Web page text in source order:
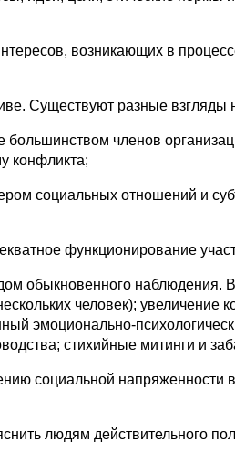
возникающих в
Существуют разные взгляды
членов
конфликта;
социальных отношений и
функционирование
обыкновенного
человек); увеличение
эмоционально-
стихийные митинги и
социальной напряженности
людям действительного